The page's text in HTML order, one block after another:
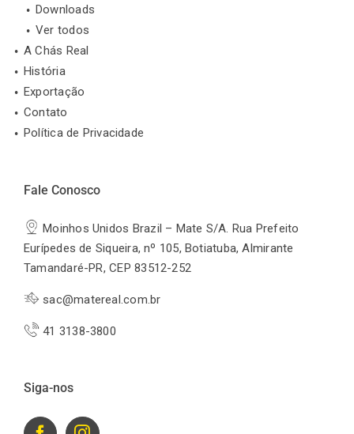
Downloads
Ver todos
A Chás Real
História
Exportação
Contato
Política de Privacidade
Fale Conosco
Moinhos Unidos Brazil – Mate S/A. Rua Prefeito
Eurípedes de Siqueira, nº 105, Botiatuba, Almirante
Tamandaré-PR, CEP 83512-252
sac@matereal.com.br
41 3138-3800
Siga-nos